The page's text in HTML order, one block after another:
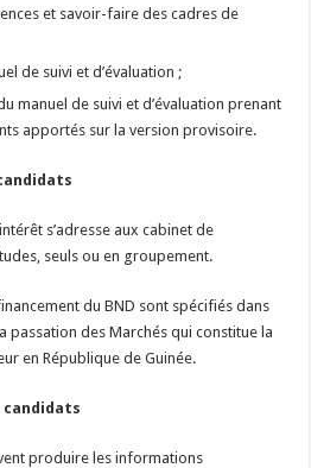
et savoir-faire des cadres de
de suivi et d’évaluation ;
manuel de suivi et d’évaluation prenant
apportés sur la version provisoire.
s’adresse aux cabinet de
seuls ou en groupement.
du BND sont spécifiés dans
passation des Marchés qui constitue la
en République de Guinée.
candidats
produire les informations